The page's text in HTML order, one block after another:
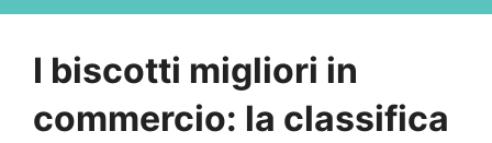
I biscotti migliori in
commercio: la classifica